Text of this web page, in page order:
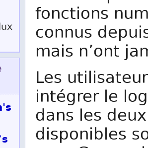
fonctions
connus
mais n’ont
Les
intégrer le
dans les
disponibles